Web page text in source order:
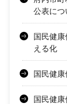
公表につ
国民健
える化
国民健
国民健